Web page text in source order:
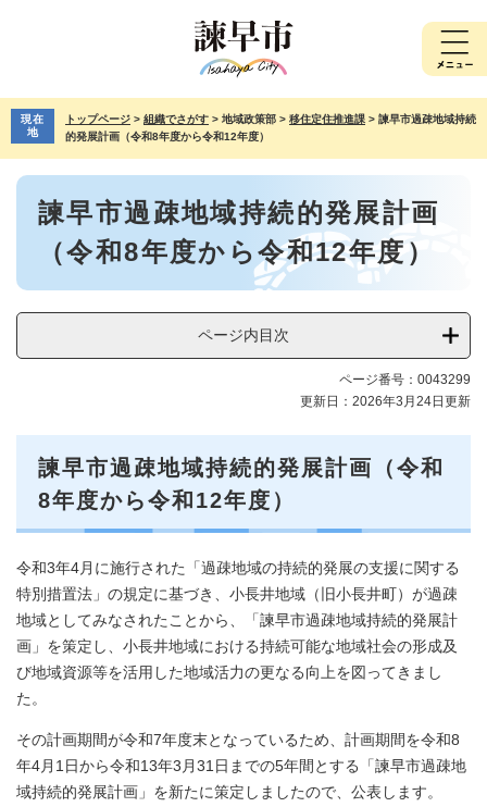
先
で
を
ば
現在
地
トップページ > 組織でさがす > 地域政策部 > 移住定住推進課 > 諫早市過疎地域持続
的発展計画（令和8年度から令和12年度）
本
諫早市過疎地域持続的発展計画
（令和8年度から令和12年度）
ページ内目次
ページ番号：0043299
更新日：2026年3月24日更新
諫早市過疎地域持続的発展計画（令和
8年度から令和12年度）
令和3年4月に施行された「過疎地域の持続的発展の支援に関する
特別措置法」の規定に基づき、小長井地域（旧小長井町）が過疎
地域としてみなされたことから、「諫早市過疎地域持続的発展計
画」を策定し、小長井地域における持続可能な地域社会の形成及
び地域資源等を活用した地域活力の更なる向上を図ってきまし
た。
その計画期間が令和7年度末となっているため、計画期間を令和8
年4月1日から令和13年3月31日までの5年間とする「諫早市過疎地
域持続的発展計画」を新たに策定しましたので、公表します。